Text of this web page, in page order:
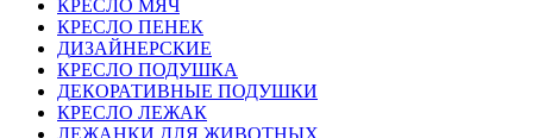
КРЕСЛО МЯЧ
КРЕСЛО ПЕНЕК
ДИЗАЙНЕРСКИЕ
КРЕСЛО ПОДУШКА
ДЕКОРАТИВНЫЕ ПОДУШКИ
КРЕСЛО ЛЕЖАК
ЛЕЖАНКИ ДЛЯ ЖИВОТНЫХ